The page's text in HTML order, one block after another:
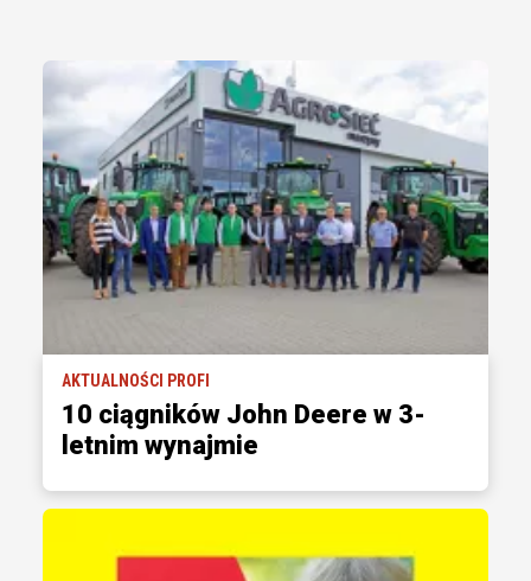
AKTUALNOŚCI PROFI
10 ciągników John Deere w 3-
letnim wynajmie